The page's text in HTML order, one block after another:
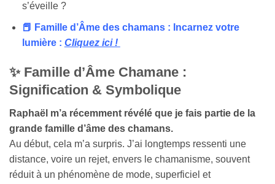
s’éveille ?
📕 Famille d’Âme des chamans : Incarnez votre
lumière : Cliquez ici !
✨ Famille d’Âme Chamane :
Signification & Symbolique
Raphaël m’a récemment révélé que je fais partie de la
grande famille d’âme des chamans.
Au début, cela m’a surpris. J’ai longtemps ressenti une
distance, voire un rejet, envers le chamanisme, souvent
réduit à un phénomène de mode, superficiel et